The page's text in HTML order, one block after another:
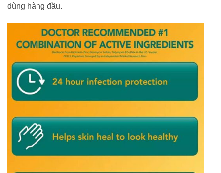
dùng hàng đầu.